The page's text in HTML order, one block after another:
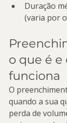
Duração
(varia por
o que é e
funciona
O
quando a sua
perda de